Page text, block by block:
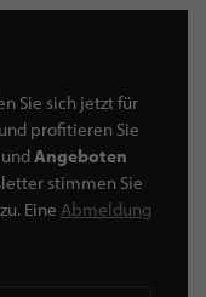
Sie sich jetzt für
profitieren Sie
undAngeboten
stimmen Sie
zu. Eine Abmeldung